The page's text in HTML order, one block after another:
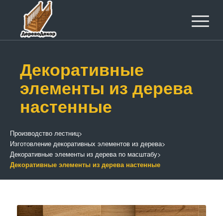
Декоративные
элементы из дерева
настенные
Производство лестниц>
Изготовление декоративных элементов из дерева>
Декоративные элементы из дерева по масштабу>
Декоративные элементы из дерева настенные